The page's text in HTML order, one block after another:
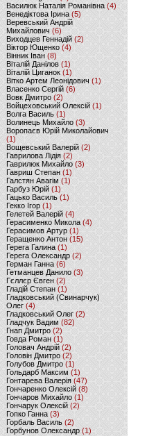
Василюк Наталія Романівна (4)
Венедіктова Ірина(5)
Веревський Андрій
Михайлович (6)
Виходцев Геннадій (2)
Віктор Ющенко (4)
Вінник Іван (8)
Віталій Данілов (1)
Віталій Циганок (1)
Вітко Артем Леонідович(1)
Власенко Сергій (6)
Вовк Дмитро(2)
Войцеховський Олексій(1)
Волга Василь (1)
Волинець Михайло (3)
Воропаєв Юрій Миколайович
(1)
Вощевський Валерій(2)
Гаврилова Лідія (2)
Гаврилюк Михайло (3)
Гавриш Степан (1)
Галстян Авагім (1)
Гарбуз Юрій (1)
Гацько Василь (1)
Гекко Ігор(1)
Гелетей Валерій (4)
Герасименко Микола (4)
Герасимов Артур (1)
Геращенко Антон(15)
Герега Галина (1)
Герега Олександр (2)
Герман Ганна (6)
Гетманцев Данило (3)
Гєллєр Євген (2)
Гладій Степан(1)
Гладковський (Свинарчук)
Олег (4)
Гладковський Олег (2)
Гладчук Вадим (82)
Гнап Дмитро (2)
Говда Роман(1)
Головач Андрій (2)
Головін Дмитро (2)
Голубов Дмитро (1)
Гольдарб Максим(1)
Гонтарева Валерія (47)
Гончаренко Олексій(8)
Гончаров Михайло (1)
Гончарук Олексій (2)
Гопко Ганна (3)
Горбаль Василь (2)
Горбунов Олександр (1)